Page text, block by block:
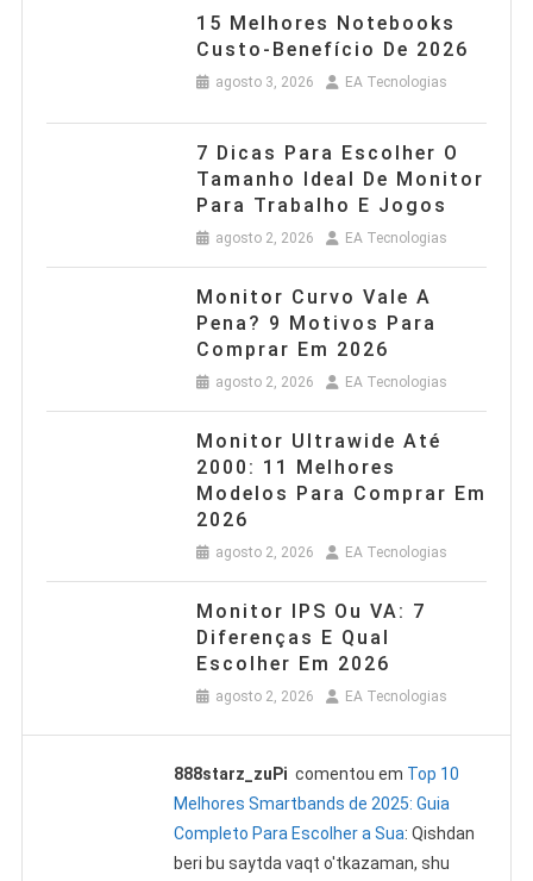
15 Melhores Notebooks
Custo-Benefício De 2026
agosto 3, 2026 EA Tecnologias
7 Dicas Para Escolher O
Tamanho Ideal De Monitor
Para Trabalho E Jogos
agosto 2, 2026 EA Tecnologias
Monitor Curvo Vale A
Pena? 9 Motivos Para
Comprar Em 2026
agosto 2, 2026 EA Tecnologias
Monitor Ultrawide Até
2000: 11 Melhores
Modelos Para Comprar Em
2026
agosto 2, 2026 EA Tecnologias
Monitor IPS Ou VA: 7
Diferenças E Qual
Escolher Em 2026
agosto 2, 2026 EA Tecnologias
888starz_zuPi comentou em Top 10
Melhores Smartbands de 2025: Guia
Completo Para Escolher a Sua: Qishdan
beri bu saytda vaqt o'tkazaman, shu